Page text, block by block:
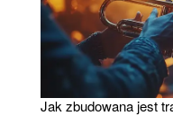
Jak zbudowana jest